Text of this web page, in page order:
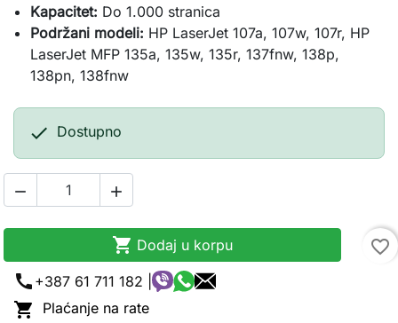
Kapacitet: Do 1.000 stranica
Podržani modeli: HP LaserJet 107a, 107w, 107r, HP
LaserJet MFP 135a, 135w, 135r, 137fnw, 138p,
138pn, 138fnw
 Dostupno
 
 Dodaj u korpu
favorite_border
call +387 61 711 182 |
 Plaćanje na rate